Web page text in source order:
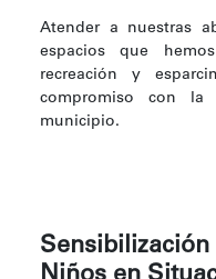
Atender a nuestras
espacios que
recreación y
compromiso con la
municipio.